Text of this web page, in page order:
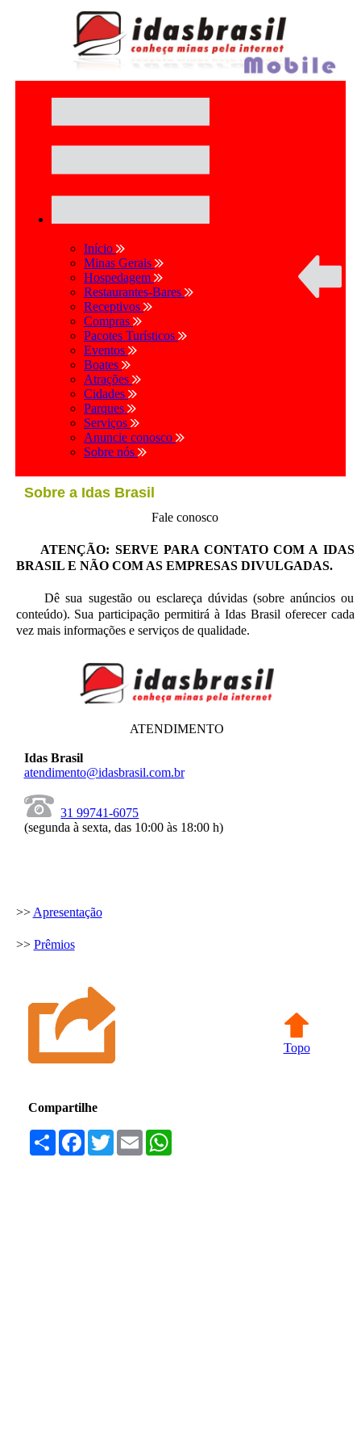
Início
Minas Gerais
Hospedagem
Restaurantes-Bares
Receptivos
Compras
Pacotes Turísticos
Eventos
Boates
Atrações
Cidades
Parques
Serviços
Anuncie conosco
Sobre nós
Sobre a Idas Brasil
Fale conosco
ATENÇÃO: SERVE PARA CONTATO COM A IDAS
BRASIL E NÃO COM AS EMPRESAS DIVULGADAS.
Dê sua sugestão ou esclareça dúvidas (sobre anúncios ou
conteúdo). Sua participação permitirá à Idas Brasil oferecer cada
vez mais informações e serviços de qualidade.
ATENDIMENTO
Idas Brasil
atendimento@idasbrasil.com.br
31 99741-6075
(segunda à sexta, das 10:00 às 18:00 h)
>>Apresentação
>> Prêmios
Topo
Compartilhe
Compartilhar
Facebook
TwitterEmailWhatsApp